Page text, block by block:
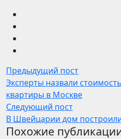
Предыдущий пост
Эксперты назвали
квартиры в Москве
Следующий пост
В Швейцарии дом
Похожие